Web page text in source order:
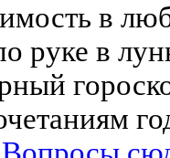
в
руке в